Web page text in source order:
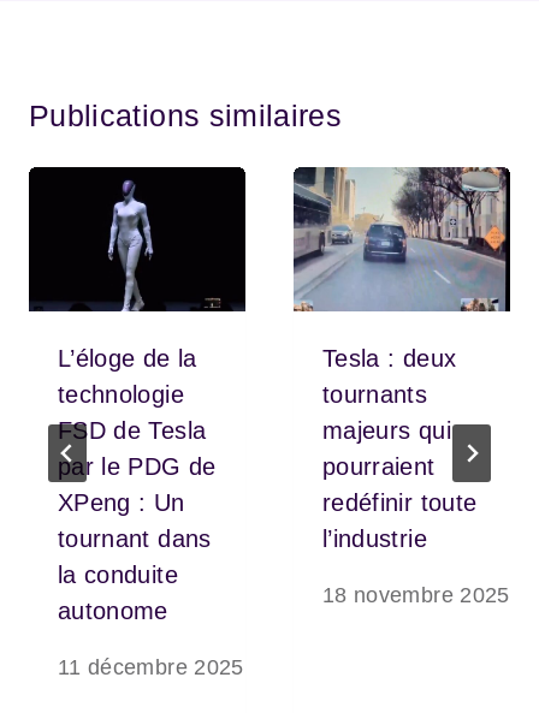
Publications similaires
L’éloge de la
technologie
FSD de Tesla
par le PDG de
XPeng : Un
tournant dans
la conduite
autonome
11 décembre 2025
Tesla : deux
tournants
majeurs qui
pourraient
redéfinir toute
l’industrie
18 novembre 2025